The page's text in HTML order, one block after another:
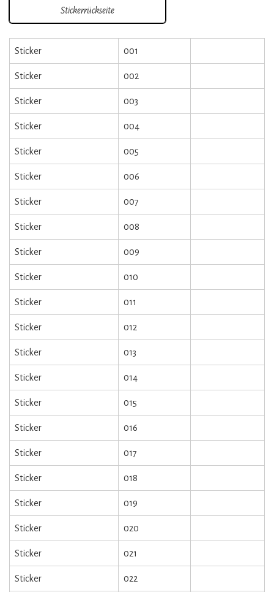
Stickerrückseite
Sticker 001
Sticker 002
Sticker 003
Sticker 004
Sticker 005
Sticker 006
Sticker 007
Sticker 008
Sticker 009
Sticker 010
Sticker 011
Sticker 012
Sticker 013
Sticker 014
Sticker 015
Sticker 016
Sticker 017
Sticker 018
Sticker 019
Sticker 020
Sticker 021
Sticker 022